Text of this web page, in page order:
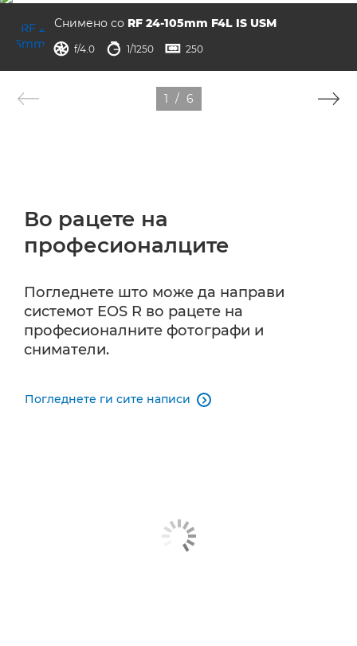
Снимено со RF 24-105mm F4L IS USM
решетка
 f/4.0 брзина на бленда
 1/1250 ISO
 250
1 / 6
Во рацете на
професионалците
Погледнете што може да направи
системот EOS R во рацете на
професионалните фотографи и
сниматели.
Погледнете ги сите написи 